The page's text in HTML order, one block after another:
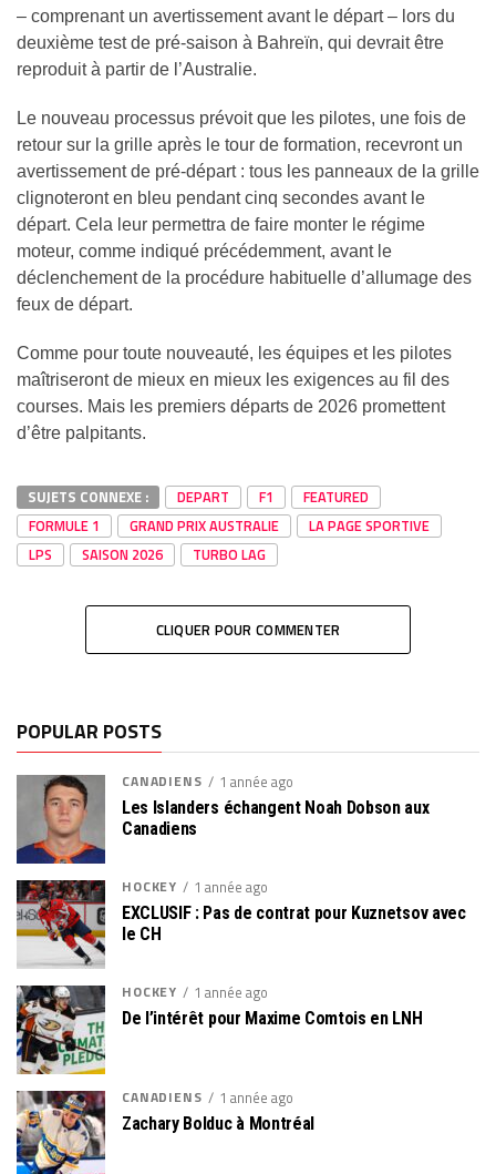
– comprenant un avertissement avant le départ – lors du
deuxième test de pré-saison à Bahreïn, qui devrait être
reproduit à partir de l’Australie.
Le nouveau processus prévoit que les pilotes, une fois de
retour sur la grille après le tour de formation, recevront un
avertissement de pré-départ : tous les panneaux de la grille
clignoteront en bleu pendant cinq secondes avant le
départ. Cela leur permettra de faire monter le régime
moteur, comme indiqué précédemment, avant le
déclenchement de la procédure habituelle d’allumage des
feux de départ.
Comme pour toute nouveauté, les équipes et les pilotes
maîtriseront de mieux en mieux les exigences au fil des
courses. Mais les premiers départs de 2026 promettent
d’être palpitants.
SUJETS CONNEXE : DEPART F1
FEATURED
FORMULE 1
GRAND PRIX AUSTRALIE
LA PAGE SPORTIVE
LPS
SAISON 2026 TURBO LAG
CLIQUER POUR COMMENTER
POPULAR POSTS
CANADIENS 1 année ago
Les Islanders échangent Noah Dobson aux
Canadiens
HOCKEY 1 année ago
EXCLUSIF : Pas de contrat pour Kuznetsov avec
le CH
HOCKEY 1 année ago
De l’intérêt pour Maxime Comtois en LNH
CANADIENS 1 année ago
Zachary Bolduc à Montréal